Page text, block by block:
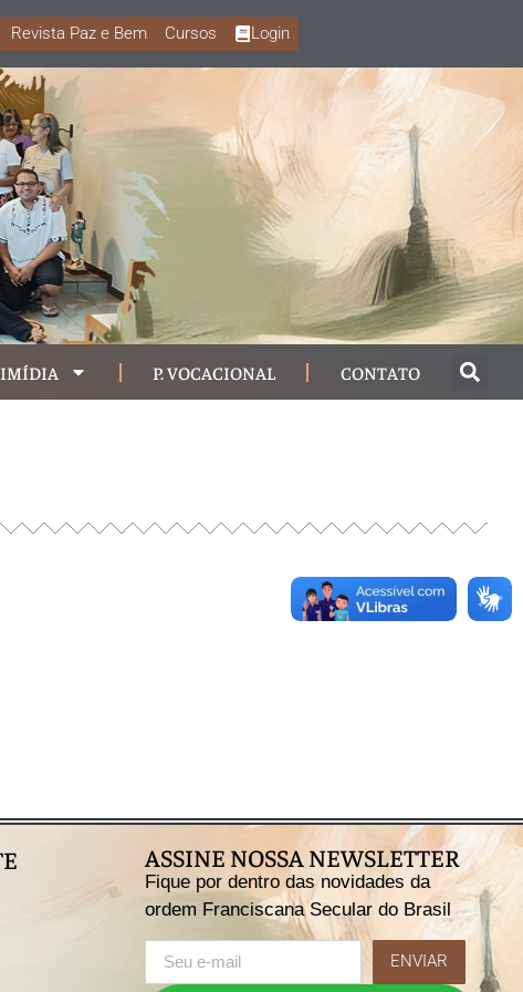
Revista Paz e Bem Cursos Login
P. VOCACIONAL CONTATO
ASSINE NOSSA NEWSLETTER
Fique por dentro das novidades da
ordem Franciscana Secular do Brasil
ENVIAR